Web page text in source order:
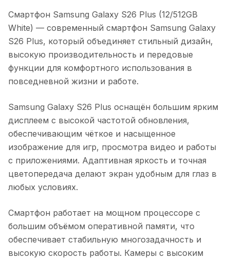
Смартфон Samsung Galaxy S26 Plus (12/512GB
White) — современный смартфон Samsung Galaxy
S26 Plus, который объединяет стильный дизайн,
высокую производительность и передовые
функции для комфортного использования в
повседневной жизни и работе.
Samsung Galaxy S26 Plus оснащён большим ярким
дисплеем с высокой частотой обновления,
обеспечивающим чёткое и насыщенное
изображение для игр, просмотра видео и работы
с приложениями. Адаптивная яркость и точная
цветопередача делают экран удобным для глаз в
любых условиях.
Смартфон работает на мощном процессоре с
большим объёмом оперативной памяти, что
обеспечивает стабильную многозадачность и
высокую скорость работы. Камеры с высоким